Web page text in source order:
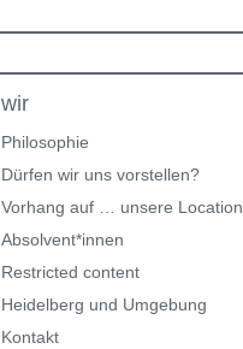
wir
Philosophie
Dürfen wir uns vorstellen?
Vorhang auf … unsere Location
Absolvent*innen
Restricted content
Heidelberg und Umgebung
Kontakt